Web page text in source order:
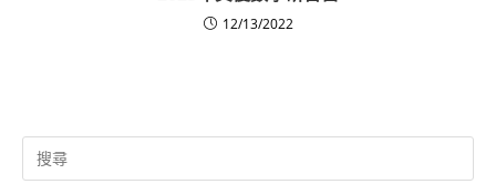
12/13/2022
Search
for: